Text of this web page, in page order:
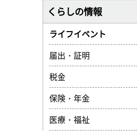
くらしの情報
ライフイベント
届出・証明
税金
保険・年金
医療・福祉